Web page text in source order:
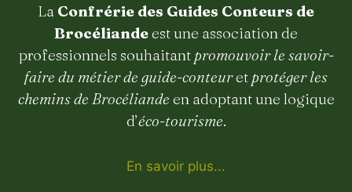
La Confrérie des Guides Conteurs de
Brocéliandeest une association de
professionnels souhaitant promouvoir le savoir-
faire du métier de guide-conteuret protéger les
chemins de Brocéliande en adoptant une logique
d’éco-tourisme.
En savoir plus...